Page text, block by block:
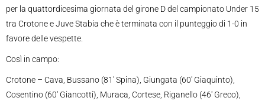
per la quattordicesima giornata del girone D del campionato Under 15
tra Crotone e Juve Stabia che è terminata con il punteggio di 1-0 in
favore delle vespette.
Così in campo:
Crotone – Cava, Bussano (81′ Spina), Giungata (60′ Giaquinto),
Cosentino (60′ Giancotti), Muraca, Cortese, Riganello (46′ Greco),